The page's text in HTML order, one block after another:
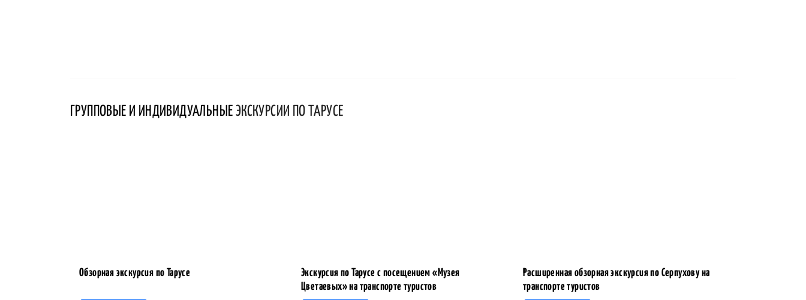
ГРУППОВЫЕ И ИНДИВИДУАЛЬНЫЕ ЭКСКУРСИИ ПО ТАРУСЕ
Обзорная экскурсия по Тарусе
Экскурсия по Тарусе с посещением «Музея
Цветаевых» на транспорте туристов
Расширенная обзорная экскурсия по Серпухову на
транспорте туристов